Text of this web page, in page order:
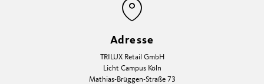
Adresse
TRILUX Retail GmbH
Licht Campus Köln​
Mathias-Brüggen-Straße 73